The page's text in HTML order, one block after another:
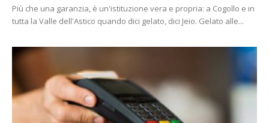
Più che una garanzia, è un'istituzione vera e propria: a Cogollo e in
tutta la Valle dell'Astico quando dici gelato, dici Jeio. Gelato alle...